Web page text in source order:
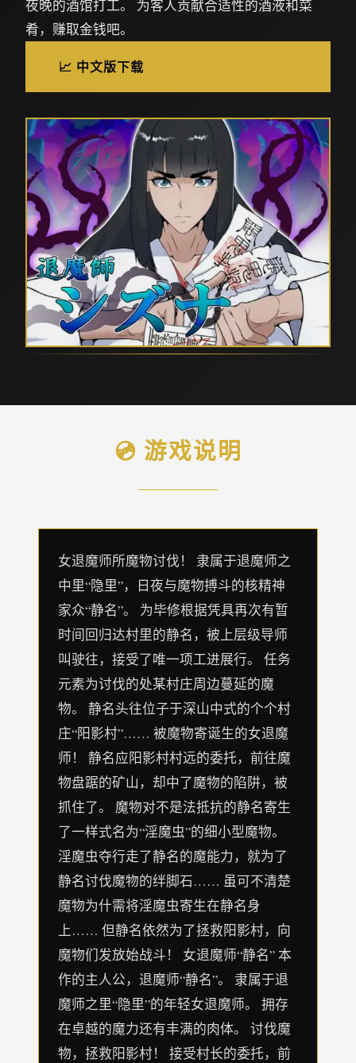
夜晚的酒馆打工。 为客人贡献合适性的酒液和菜
肴，赚取金钱吧。
📈 中文版下载
💿 游戏说明
女退魔师所魔物讨伐！ 隶属于退魔师之
中里“隐里”，日夜与魔物搏斗的核精神
家众“静名”。 为毕修根据凭具再次有暂
时间回归达村里的静名，被上层级导师
叫驶往，接受了唯一项工进展行。 任务
元素为讨伐的处某村庄周边蔓延的魔
物。 静名头往位子于深山中式的个个村
庄“阳影村”…… 被魔物寄诞生的女退魔
师！ 静名应阳影村村远的委托，前往魔
物盘踞的矿山，却中了魔物的陷阱，被
抓住了。 魔物对不是法抵抗的静名寄生
了一样式名为“淫魔虫”的细小型魔物。
淫魔虫夺行走了静名的魔能力，就为了
静名讨伐魔物的绊脚石…… 虽可不清楚
魔物为什需将淫魔虫寄生在静名身
上…… 但静名依然为了拯救阳影村，向
魔物们发放始战斗！ 女退魔师“静名” 本
作的主人公，退魔师“静名”。 隶属于退
魔师之里“隐里”的年轻女退魔师。 拥存
在卓越的魔力还有丰满的肉体。 讨伐魔
物，拯救阳影村！ 接受村长的委托，前